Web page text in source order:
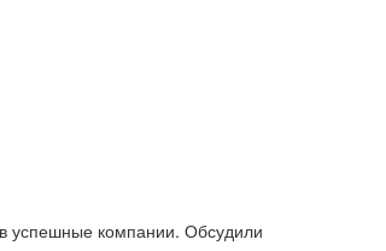
успешные компании. Обсудили